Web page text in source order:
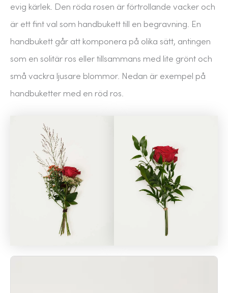
evig kärlek. Den röda rosen är förtrollande vacker och
är ett fint val som handbukett till en begravning. En
handbukett går att komponera på olika sätt, antingen
som en solitär ros eller tillsammans med lite grönt och
små vackra ljusare blommor. Nedan är exempel på
handbuketter med en röd ros.